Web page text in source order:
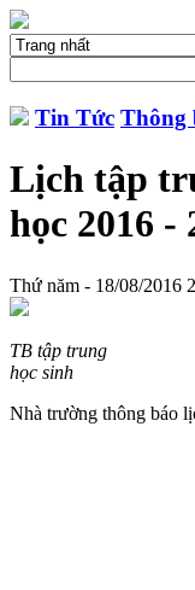
Tin Tức Thông
Lịch tập
học 2016 -
Thứ năm - 18/08/2016
TB tập trung
học sinh
Nhà trường thông báo